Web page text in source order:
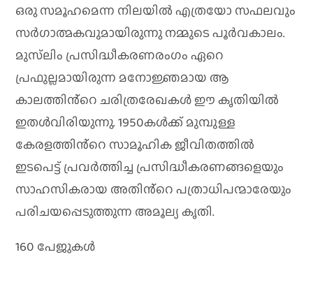
ഒരു സമൂഹമെന്ന നിലയിൽ എത്രയോ സഫലവും
സർഗാത്മകവുമായിരുന്നു നമ്മുടെ പൂർവകാലം.
മുസ്‌ലിം പ്രസിദ്ധീകരണരംഗം ഏറെ
പ്രഫുല്ലമായിരുന്ന മനോജ്ഞമായ ആ
കാലത്തിൻ്റെ ചരിത്രരേഖകൾ ഈ കൃതിയിൽ
ഇതൾവിരിയുന്നു. 1950കൾക്ക് മുമ്പുള്ള
കേരളത്തിൻ്റെ സാമൂഹിക ജീവിതത്തിൽ
ഇടപെട്ട് പ്രവർത്തിച്ച പ്രസിദ്ധീകരണങ്ങളെയും
സാഹസികരായ അതിൻ്റെ പത്രാധിപന്മാരേയും
പരിചയപ്പെടുത്തുന്ന അമൂല്യ കൃതി.
160 പേജുകൾ